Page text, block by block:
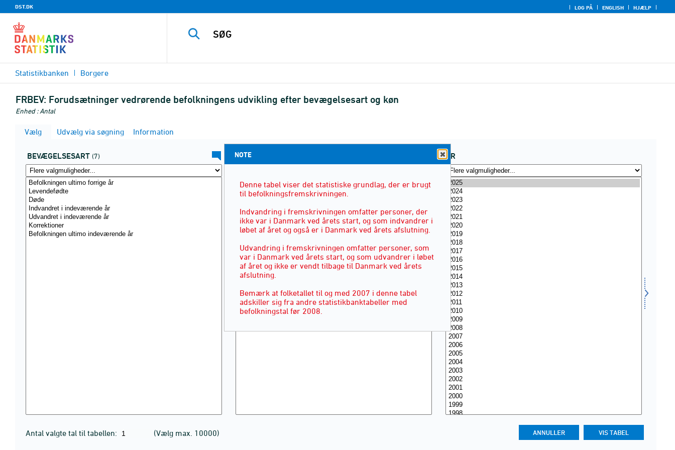
DST.DK LOG PÅ ENGLISH HJÆLP
Statistikbanken Borgere
FRBEV: Forudsætninger vedrørende befolkningens udvikling efter bevægelsesart og køn
Enhed : Antal
Vælg Udvælg via søgning Information
BEVÆGELSESART (7) KØN ÅR
Antal valgte tal til tabellen: (Vælg max. 10000)
NOTE
Denne tabel viser det statistiske grundlag, der er brugt
til befolkningsfremskrivningen.
Indvandring i fremskrivningen omfatter personer, der
ikke var i Danmark ved årets start, og som indvandrer i
løbet af året og også er i Danmark ved årets afslutning.
Udvandring i fremskrivningen omfatter personer, som
var i Danmark ved årets start, og som udvandrer i løbet
af året og ikke er vendt tilbage til Danmark ved årets
afslutning.
Bemærk at folketallet til og med 2007 i denne tabel
adskiller sig fra andre statistikbanktabeller med
befolkningstal før 2008.